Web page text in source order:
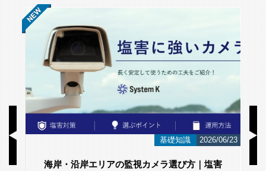
基礎知識 2026/06/23
海岸・沿岸エリアの監視カメラ選び方｜塩害